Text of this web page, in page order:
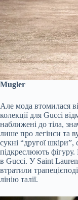
Mugler
Але мода втомилася
колекції для Gucci
наближені до тіла,
лише про легінси та
сукні “другої
підкреслюють
в Gucci. У Saint
втратили
лінію талії.